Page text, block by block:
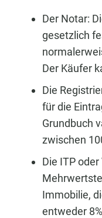
Der Notar:
gesetzlich
Der Käufer
Die
für die
Grundbuch
zwischen
Die ITP
Immobilie,
entweder